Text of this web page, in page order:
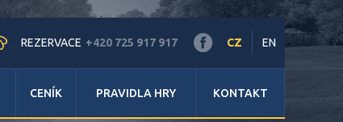
REZERVACE +420 725 917 917 EN
CZ
CENÍK PRAVIDLA HRY KONTAKT